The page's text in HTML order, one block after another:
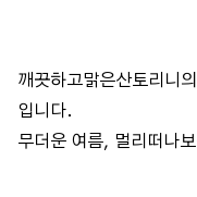
깨끗하고맑은산토리니
입니다.
무더운 여름, 멀리떠나